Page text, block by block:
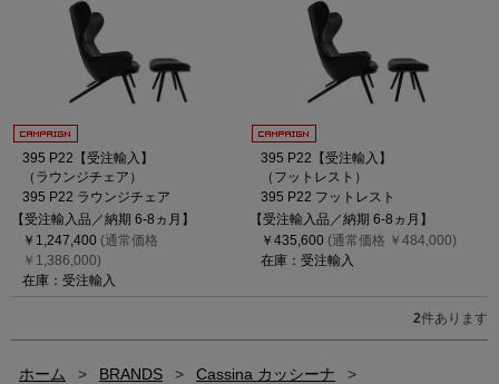
395 P22【受注輸入】
（ラウンジチェア）
395 P22 ラウンジチェア
【受注輸入品／納期 6-8ヵ月】
￥1,247,400 (通常価格
￥1,386,000)
在庫：受注輸入
395 P22【受注輸入】
（フットレスト）
395 P22 フットレスト
【受注輸入品／納期 6-8ヵ月】
￥435,600 (通常価格 ￥484,000)
在庫：受注輸入
2件あります
ホーム > BRANDS > Cassina カッシーナ
>